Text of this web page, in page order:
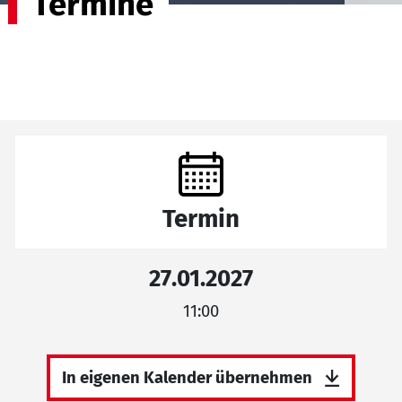
Termin
27.01.2027
11:00
In eigenen Kalender übernehmen